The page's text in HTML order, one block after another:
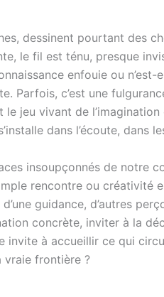
dessinent pourtant des
le fil est ténu, presque
enfouie ou n’est-
Parfois, c’est une
jeu vivant de
dans l’écoute, dans
insoupçonnés de notre
rencontre ou créativité
guidance, d’autres
concrète, inviter à la
à accueillir ce qui
vraie frontière ?